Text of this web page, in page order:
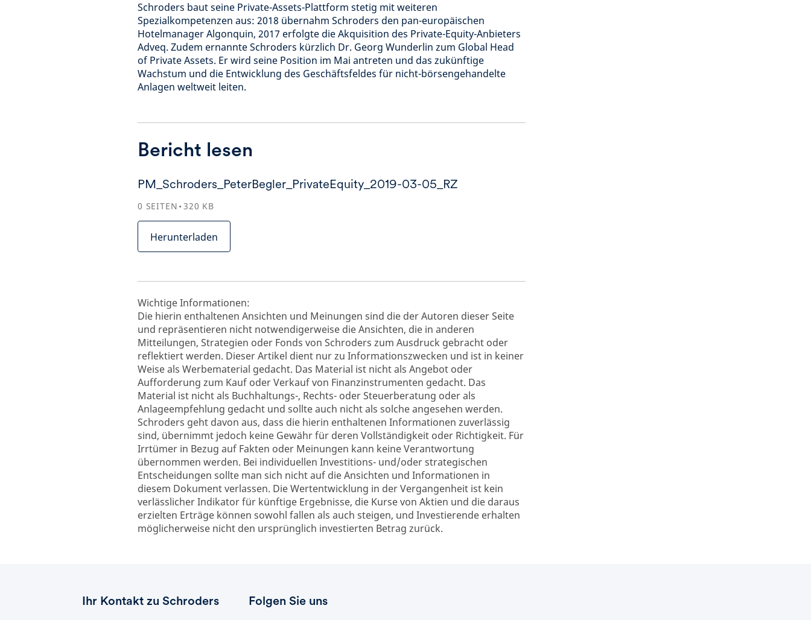
Schroders baut seine Private-Assets-Plattform stetig mit weiteren
Spezialkompetenzen aus: 2018 übernahm Schroders den pan-europäischen
Hotelmanager Algonquin, 2017 erfolgte die Akquisition des Private-Equity-Anbieters
Adveq. Zudem ernannte Schroders kürzlich Dr. Georg Wunderlin zum Global Head
of Private Assets. Er wird seine Position im Mai antreten und das zukünftige
Wachstum und die Entwicklung des Geschäftsfeldes für nicht-börsengehandelte
Anlagen weltweit leiten.
Bericht lesen
PM_Schroders_PeterBegler_PrivateEquity_2019-03-05_RZ
0 SEITEN 320 KB
Herunterladen
Wichtige Informationen:
Die hierin enthaltenen Ansichten und Meinungen sind die der Autoren dieser Seite
und repräsentieren nicht notwendigerweise die Ansichten, die in anderen
Mitteilungen, Strategien oder Fonds von Schroders zum Ausdruck gebracht oder
reflektiert werden. Dieser Artikel dient nur zu Informationszwecken und ist in keiner
Weise als Werbematerial gedacht. Das Material ist nicht als Angebot oder
Aufforderung zum Kauf oder Verkauf von Finanzinstrumenten gedacht. Das
Material ist nicht als Buchhaltungs-, Rechts- oder Steuerberatung oder als
Anlageempfehlung gedacht und sollte auch nicht als solche angesehen werden.
Schroders geht davon aus, dass die hierin enthaltenen Informationen zuverlässig
sind, übernimmt jedoch keine Gewähr für deren Vollständigkeit oder Richtigkeit. Für
Irrtümer in Bezug auf Fakten oder Meinungen kann keine Verantwortung
übernommen werden. Bei individuellen Investitions- und/oder strategischen
Entscheidungen sollte man sich nicht auf die Ansichten und Informationen in
diesem Dokument verlassen. Die Wertentwicklung in der Vergangenheit ist kein
verlässlicher Indikator für künftige Ergebnisse, die Kurse von Aktien und die daraus
erzielten Erträge können sowohl fallen als auch steigen, und Investierende erhalten
möglicherweise nicht den ursprünglich investierten Betrag zurück.
Ihr Kontakt zu Schroders Folgen Sie uns